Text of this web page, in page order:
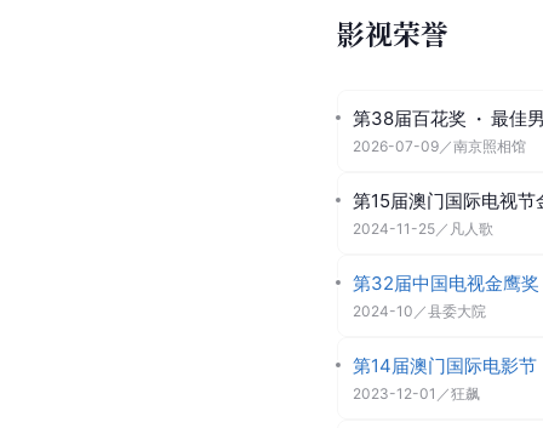
影视荣誉
第38届百花奖 · 最佳
2026-07-09 ／南京照相馆
第15届澳门国际电视节
2024-11-25 ／ 凡人歌
第32届中国电视金鹰奖
2024-10 ／县委大院
第14届澳门国际电影节
2023-12-01 ／狂飙